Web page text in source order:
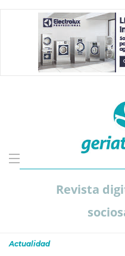
Revista
Actualidad